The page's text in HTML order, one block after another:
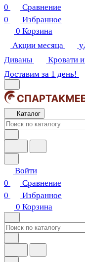
0
Сравнение
0
Избранное
0 Корзина
Акции месяца
Диваны
Кровати
Доставим за 1 день!
Каталог
Войти
0
Сравнение
0
Избранное
0 Корзина